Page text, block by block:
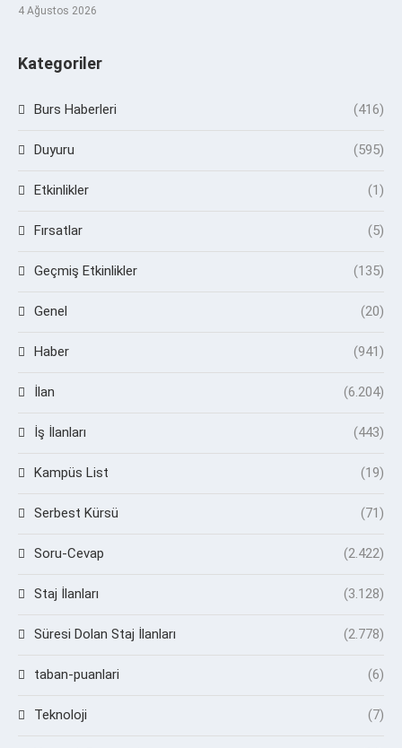
4 Ağustos 2026
Kategoriler
Burs Haberleri (416)
Duyuru (595)
Etkinlikler (1)
Fırsatlar (5)
Geçmiş Etkinlikler (135)
Genel (20)
Haber (941)
İlan (6.204)
İş İlanları (443)
Kampüs List (19)
Serbest Kürsü (71)
Soru-Cevap (2.422)
Staj İlanları (3.128)
Süresi Dolan Staj İlanları (2.778)
taban-puanlari (6)
Teknoloji (7)